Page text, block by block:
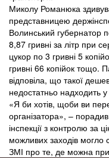
Миколу Романюка
представницею
Волинський губернатор
8,87 гривні за літр при
цукор по 3 гривні 5
гривні 66 копійок тощо.
відповіла, що такої
недостатньо надходить
«Я би хотів, щоби ви
організатора», –
інспекції з контролю за
можливих заходів
ЗМІ про те, де можна